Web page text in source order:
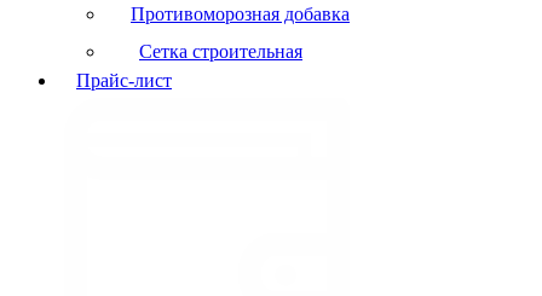
Противоморозная добавка
Сетка строительная
Прайс-лист